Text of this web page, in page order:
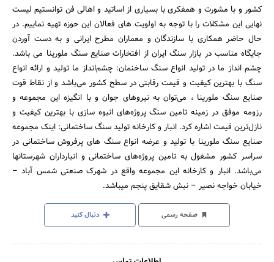
کشور و با مشورت و همفکری با بسیاری از اساتید و اهالی فن توانستیم لیست
نهایی این مشکلات را با توجه به اولویت های فعالان این حوزه تهیه نماییم. در
حال حاضر همکاری با سازندگان و معماران مطرح ایرانی و به دست آوردن
جایگاه مناسب در بازار سنگ ایران از افتخارات صنایع سنگ ملورینا می باشد.
چشم انداز ما در تولید انواع سنگ ساخنمان: چشم‌انداز ما تولید و ارائه انواع
سنگ با بهترین کیفیت و قیمت رقابتی در سطح کشور می‌باشد و از نقاط قوت
صنایع سنگ ملورینا ، می‌توان به نیروهای جوان و با انگیزه این مجموعه و
رزومه موفق در زمینه تامین سنگ پروژه‌های انبوه سازی با بهترین کیفیت و
نازل‌ترین قیمت اشاره کرد. انبار و کارخانه تولید سنگ ساختمانی: اینک مجموعه
صنایع سنگ ملورینا با تولید و عرضه انواع سنگ های پرفروش ساختمانی در
سراسر کشور مشغول به تامین پروژه‌های ساختمانی و انبارداران شهرستانها
می‌باشد‌. انبار و کارخانه این مجموعه واقع در شهرک صنعتی شمس آباد –
خیابان خواجه نصیر – نبش شقایق پنجم میباشد.
صفحه رسمی دنبال کنید